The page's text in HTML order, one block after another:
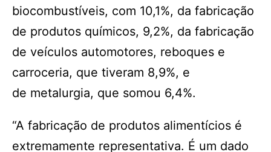
biocombustíveis, com 10,1%, da fabricação
de produtos químicos, 9,2%, da fabricação
de veículos automotores, reboques e
carroceria, que tiveram 8,9%, e
de metalurgia, que somou 6,4%.
“A fabricação de produtos alimentícios é
extremamente representativa. É um dado